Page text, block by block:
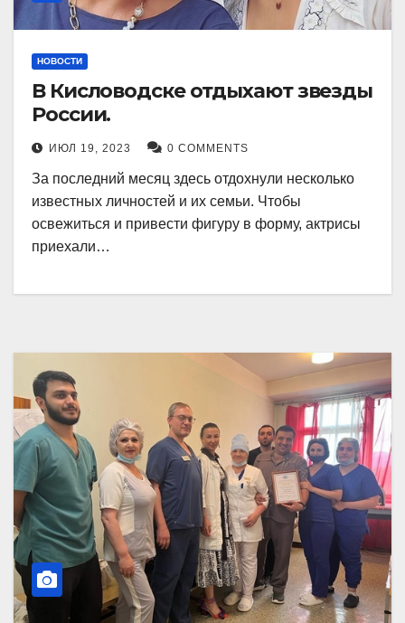
НОВОСТИ
В Кисловодске отдыхают звезды
России.
ИЮЛ 19, 2023 0 COMMENTS
За последний месяц здесь отдохнули несколько
известных личностей и их семьи. Чтобы
освежиться и привести фигуру в форму, актрисы
приехали…